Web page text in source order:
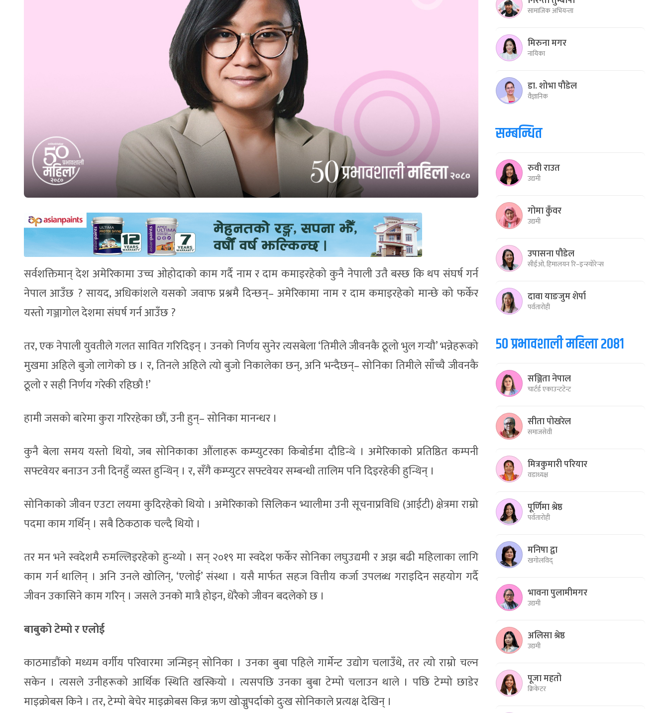
सर्वशक्तिमान् देश अमेरिकामा उच्च ओहोदाको काम गर्दै नाम र दाम कमाइरहेको कुनै नेपाली उतै बस्छ कि थप संघर्ष गर्न
नेपाल आउँछ ? सायद, अधिकांशले यसको जवाफ प्रश्नमै दिन्छन्– अमेरिकामा नाम र दाम कमाइरहेको मान्छे को फर्केर
यस्तो गञ्जागोल देशमा संघर्ष गर्न आउँछ ?
तर, एक नेपाली युवतीले गलत सावित गरिदिइन् । उनको निर्णय सुनेर त्यसबेला ‘तिमीले जीवनकै ठूलो भुल गर्‍यौ’ भन्नेहरूको
मुखमा अहिले बुजो लागेको छ । र, तिनले अहिले त्यो बुजो निकालेका छन्, अनि भन्दैछन्– सोनिका तिमीले साँच्चै जीवनकै
ठूलो र सही निर्णय गरेकी रहिछौ !’
हामी जसको बारेमा कुरा गरिरहेका छौं, उनी हुन्– सोनिका मानन्धर ।
कुनै बेला समय यस्तो थियो, जब सोनिकाका औंलाहरू कम्प्युटरका किबोर्डमा दौडिन्थे । अमेरिकाको प्रतिष्ठित कम्पनी
सफ्टवेयर बनाउन उनी दिनहुँ व्यस्त हुन्थिन् । र, सँगै कम्प्युटर सफ्टवेयर सम्बन्धी तालिम पनि दिइरहेकी हुन्थिन् ।
सोनिकाको जीवन एउटा लयमा कुदिरहेको थियो । अमेरिकाको सिलिकन भ्यालीमा उनी सूचनाप्रविधि (आईटी) क्षेत्रमा राम्रो
पदमा काम गर्थिन् । सबै ठिकठाक चल्दै थियो ।
तर मन भने स्वदेशमै रुमल्लिइरहेको हुन्थ्यो । सन् २०१९ मा स्वदेश फर्केर सोनिका लघुउद्यमी र अझ बढी महिलाका लागि
काम गर्न थालिन् । अनि उनले खोलिन्, ‘एलोई’ संस्था । यसै मार्फत सहज वित्तीय कर्जा उपलब्ध गराइदिन सहयोग गर्दै
जीवन उकासिने काम गरिन् । जसले उनको मात्रै होइन, धेरैको जीवन बदलेको छ ।
बाबुको टेम्पो र एलोई
काठमाडौंको मध्यम वर्गीय परिवारमा जन्मिइन् सोनिका । उनका बुबा पहिले गार्मेन्ट उद्योग चलाउँथे, तर त्यो राम्रो चल्न
सकेन । त्यसले उनीहरूको आर्थिक स्थिति खस्कियो । त्यसपछि उनका बुबा टेम्पो चलाउन थाले । पछि टेम्पो छाडेर
माइक्रोबस किने । तर, टेम्पो बेचेर माइक्रोबस किन्न ऋण खोज्नुपर्दाको दुःख सोनिकाले प्रत्यक्ष देखिन् ।
सामाजिक अभियन्ता
मिरुना मगर
नायिका
डा. शोभा पौडेल
वैज्ञानिक
सम्बन्धित
रुवी राउत
उद्यमी
गोमा कुँवर
उद्यमी
उपासना पौडेल
सीईओ, हिमालयन रि–इन्स्योरेन्स
दावा याङजुम शेर्पा
पर्वतारोही
५० प्रभावशाली महिला २०८१
सञ्जिता नेपाल
चार्टर्ड एकाउन्टटेन्ट
सीता पोखरेल
समाजसेवी
मित्रकुमारी परियार
वडाध्यक्ष
पूर्णिमा श्रेष्ठ
पर्वतारोही
मनिषा द्वा
खगोलविद्
भावना पुलामीमगर
उद्यमी
अलिसा श्रेष्ठ
उद्यमी
पूजा महतो
क्रिकेटर